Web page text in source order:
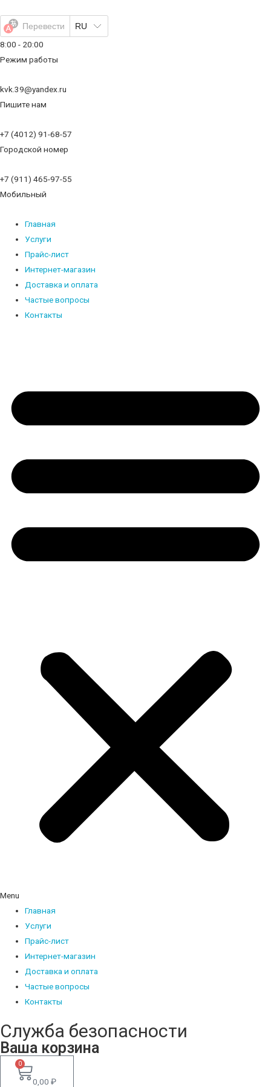
содержимому
Перевести
RU
8:00 - 20:00
Режим работы
kvk.39@yandex.ru
Пишите нам
+7 (4012) 91-68-57
Городской номер
+7 (911) 465-97-55
Мобильный
Главная
Услуги
Прайс-лист
Интернет-магазин
Доставка и оплата
Частые вопросы
Контакты
Menu
Главная
Услуги
Прайс-лист
Интернет-магазин
Доставка и оплата
Частые вопросы
Контакты
Служба безопасности
Ваша корзина
0,00 ₽
0